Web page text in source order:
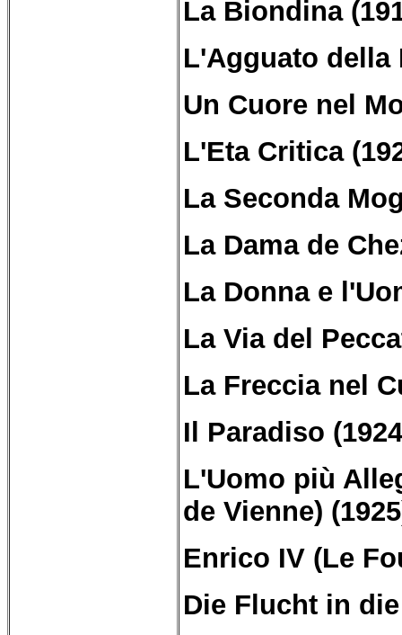
La Biondina
L'Agguato della
Un Cuore nel
L'Eta Critica
La Seconda
La Dama de
La Donna e
La Via del
La Freccia nel
Il Paradiso
L'Uomo più
de Vienne)
Enrico IV (Le
Die Flucht in